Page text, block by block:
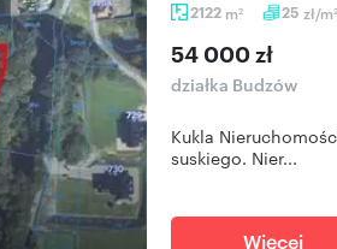
2122 m2 25 zł/m2
54 000 zł
działka Budzów
Kukla
suskiego. Nier...
Więcej